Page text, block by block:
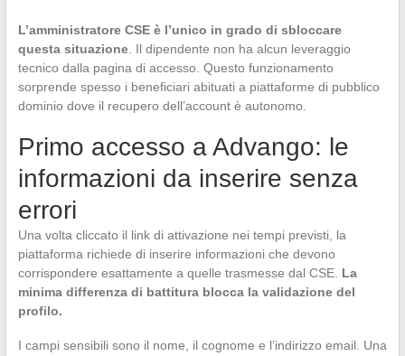
L’amministratore CSE è l’unico in grado di sbloccare
questa situazione. Il dipendente non ha alcun leveraggio
tecnico dalla pagina di accesso. Questo funzionamento
sorprende spesso i beneficiari abituati a piattaforme di pubblico
dominio dove il recupero dell’account è autonomo.
Primo accesso a Advango: le
informazioni da inserire senza
errori
Una volta cliccato il link di attivazione nei tempi previsti, la
piattaforma richiede di inserire informazioni che devono
corrispondere esattamente a quelle trasmesse dal CSE. La
minima differenza di battitura blocca la validazione del
profilo.
I campi sensibili sono il nome, il cognome e l’indirizzo email. Una